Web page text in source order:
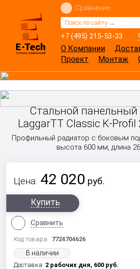
+7 (495) 215-53-33
Сравнение
О Компании
Проект
Монтаж
Стальной панельный
LaggarTT Classic K-
Профильный радиатор с боковым
высота 600 мм, длина
Цена: 42 020 руб.
Купить
Сравнить
Код товара: 7724704626
В наличии
Доставка: 2 рабочих дня, 600 руб.